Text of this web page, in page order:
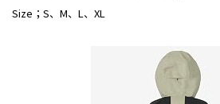
Size；S、M、L、XL